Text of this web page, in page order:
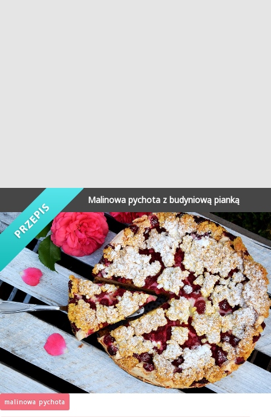
Malinowa pychota z budyniową pianką
malinowa pychota